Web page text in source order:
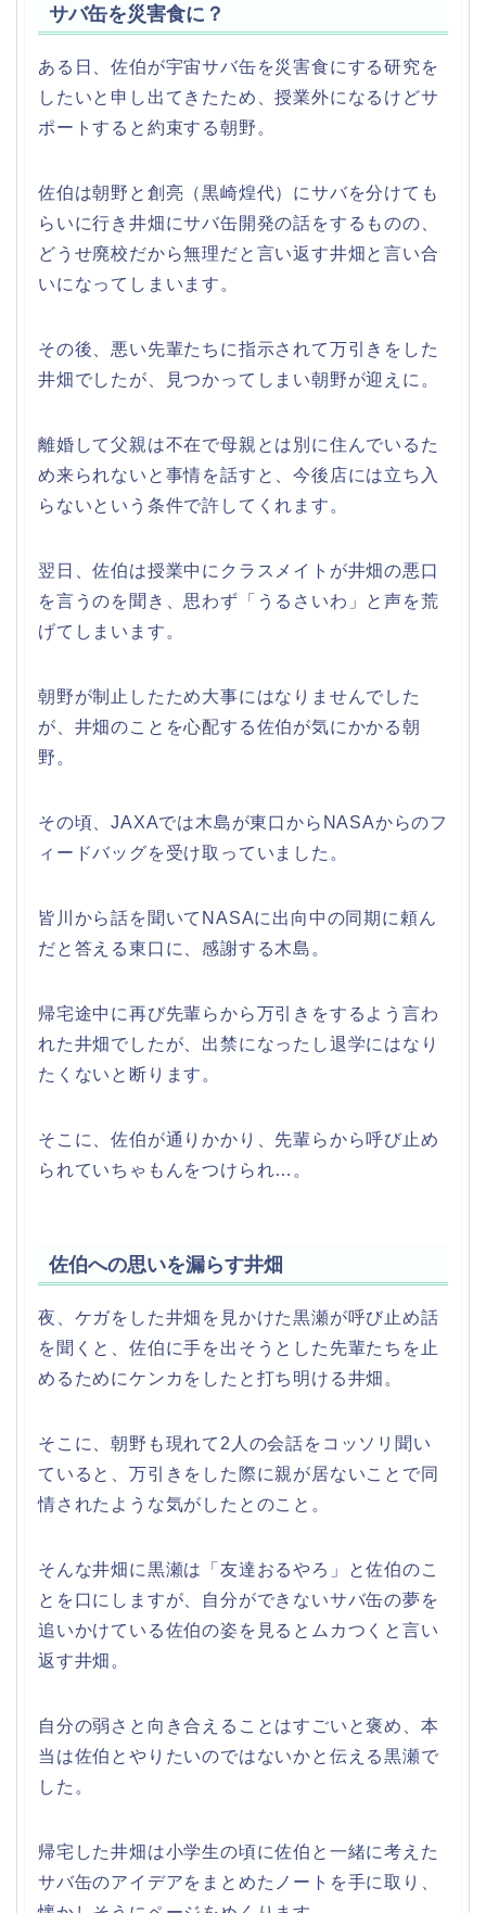
サバ缶を災害食に？
ある日、佐伯が宇宙サバ缶を災害食にする研究を
したいと申し出てきたため、授業外になるけどサ
ポートすると約束する朝野。
佐伯は朝野と創亮（黒崎煌代）にサバを分けても
らいに行き井畑にサバ缶開発の話をするものの、
どうせ廃校だから無理だと言い返す井畑と言い合
いになってしまいます。
その後、悪い先輩たちに指示されて万引きをした
井畑でしたが、見つかってしまい朝野が迎えに。
離婚して父親は不在で母親とは別に住んでいるた
め来られないと事情を話すと、今後店には立ち入
らないという条件で許してくれます。
翌日、佐伯は授業中にクラスメイトが井畑の悪口
を言うのを聞き、思わず「うるさいわ」と声を荒
げてしまいます。
朝野が制止したため大事にはなりませんでした
が、井畑のことを心配する佐伯が気にかかる朝
野。
その頃、JAXAでは木島が東口からNASAからのフ
ィードバッグを受け取っていました。
皆川から話を聞いてNASAに出向中の同期に頼ん
だと答える東口に、感謝する木島。
帰宅途中に再び先輩らから万引きをするよう言わ
れた井畑でしたが、出禁になったし退学にはなり
たくないと断ります。
そこに、佐伯が通りかかり、先輩らから呼び止め
られていちゃもんをつけられ…。
佐伯への思いを漏らす井畑
夜、ケガをした井畑を見かけた黒瀬が呼び止め話
を聞くと、佐伯に手を出そうとした先輩たちを止
めるためにケンカをしたと打ち明ける井畑。
そこに、朝野も現れて2人の会話をコッソリ聞い
ていると、万引きをした際に親が居ないことで同
情されたような気がしたとのこと。
そんな井畑に黒瀬は「友達おるやろ」と佐伯のこ
とを口にしますが、自分ができないサバ缶の夢を
追いかけている佐伯の姿を見るとムカつくと言い
返す井畑。
自分の弱さと向き合えることはすごいと褒め、本
当は佐伯とやりたいのではないかと伝える黒瀬で
した。
帰宅した井畑は小学生の頃に佐伯と一緒に考えた
サバ缶のアイデアをまとめたノートを手に取り、